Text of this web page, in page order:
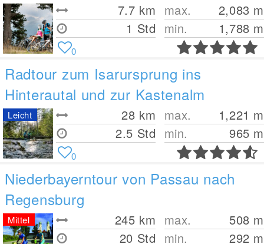
7.7 km
1 Std
max. 2,083 m
min.
1,788 m
0
Radtour zum Isarursprung ins
Hinterautal und zur Kastenalm
28 km
2.5 Std
max. 1,221 m
min.
965 m
Leicht
0
Niederbayerntour von Passau nach
Regensburg
245 km
20 Std
max. 508 m
min.
292 m
Mittel